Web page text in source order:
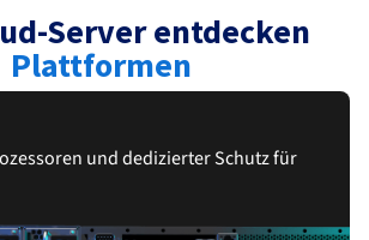
Server entdecken
Plattformen
und dedizierter Schutz für